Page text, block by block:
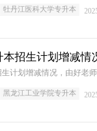
牡丹江医科大学专升本
本招生计划增减情
计划增减情况，由好老
黑龙江工业学院专升本